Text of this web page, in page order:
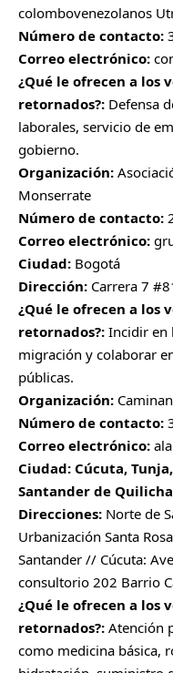
colombovenezolanos
Número de contacto:
Correo electrónico:
¿Qué le ofrecen a los
retornados?: Defensa
laborales, servicio de
gobierno.
Organización:
Monserrate
Número de contacto:
Correo electrónico:
Ciudad: Bogotá
Dirección: Carrera 7
¿Qué le ofrecen a los
retornados?: Incidir en
migración y colaborar
públicas.
Organización:
Número de contacto:
Correo electrónico:
Ciudad: Cúcuta,
Santander de
Direcciones: Norte de
Urbanización Santa
Santander // Cúcuta:
consultorio 202 Barrio
¿Qué le ofrecen a los
retornados?: Atención
como medicina básica,